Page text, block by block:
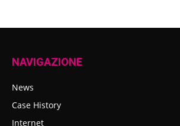
NAVIGAZIONE
News
Case History
Internet